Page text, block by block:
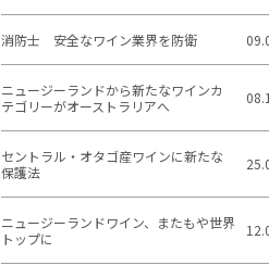
消防士 安全なワイン業界を防衛
ニュージーランドから新たなワインカ
テゴリーがオーストラリアへ
セントラル・オタゴ産ワインに新たな
保護法
ニュージーランドワイン、またもや世界
トップに